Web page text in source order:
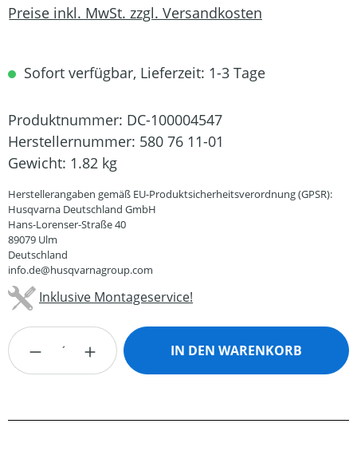
Preise inkl. MwSt. zzgl. Versandkosten
Sofort verfügbar, Lieferzeit: 1-3 Tage
Produktnummer: DC-100004547
Herstellernummer: 580 76 11-01
Gewicht: 1.82 kg
Herstellerangaben gemäß EU-Produktsicherheitsverordnung (GPSR):
Husqvarna Deutschland GmbH
Hans-Lorenser-Straße 40
89079 Ulm
Deutschland
info.de@husqvarnagroup.com
Inklusive Montageservice!
Produkt Anzahl: Gib den gewünschten
IN DEN WARENKORB